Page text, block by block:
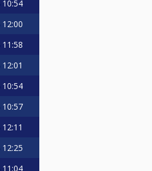
10:54
12:00
11:58
12:01
10:54
10:57
12:11
12:25
11:04